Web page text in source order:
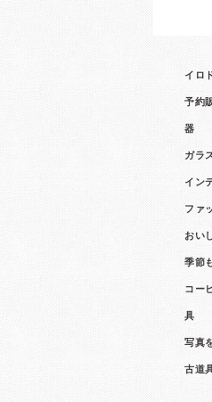
イロ
予約
器
ガラ
イン
ファ
おい
季節
コー
具
写真
古道